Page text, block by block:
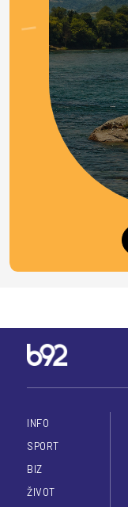
INFO
SPORT
BIZ
ŽIVOT